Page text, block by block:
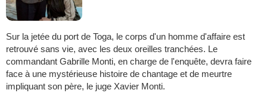
Sur la jetée du port de Toga, le corps d'un homme d'affaire est
retrouvé sans vie, avec les deux oreilles tranchées. Le
commandant Gabrille Monti, en charge de l'enquête, devra faire
face à une mystérieuse histoire de chantage et de meurtre
impliquant son père, le juge Xavier Monti.